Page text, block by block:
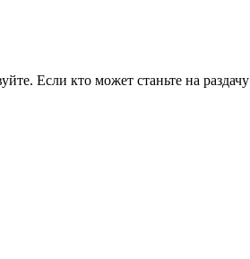
Если кто может станьте на раздачу